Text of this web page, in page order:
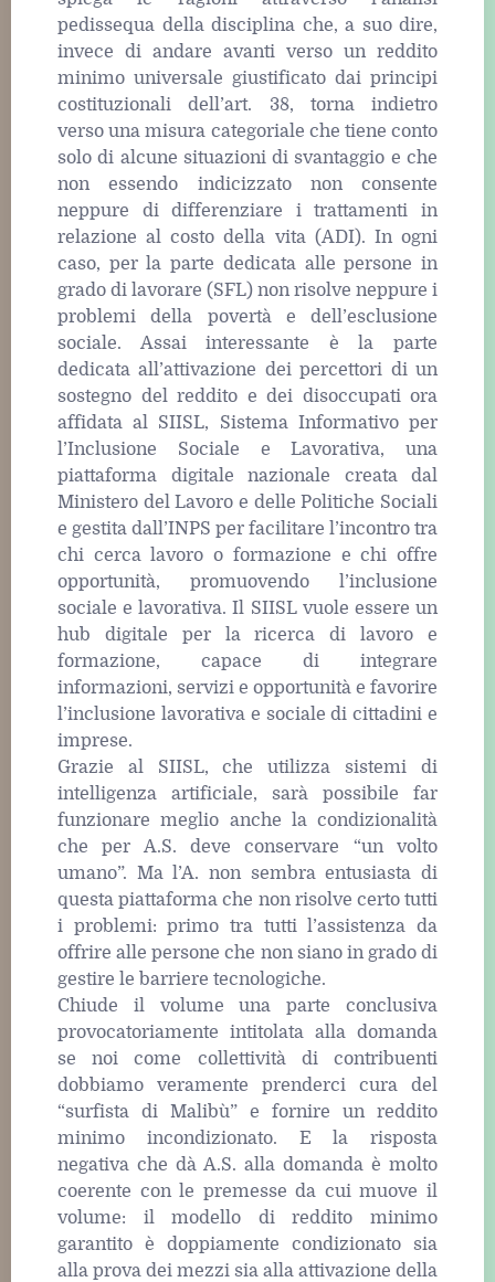
pedissequa della disciplina che, a suo dire,
invece di andare avanti verso un reddito
minimo universale giustificato dai principi
costituzionali dell’art. 38, torna indietro
verso una misura categoriale che tiene conto
solo di alcune situazioni di svantaggio e che
non essendo indicizzato non consente
neppure di differenziare i trattamenti in
relazione al costo della vita (ADI). In ogni
caso, per la parte dedicata alle persone in
grado di lavorare (SFL) non risolve neppure i
problemi della povertà e dell’esclusione
sociale. Assai interessante è la parte
dedicata all’attivazione dei percettori di un
sostegno del reddito e dei disoccupati ora
affidata al SIISL, Sistema Informativo per
l’Inclusione Sociale e Lavorativa, una
piattaforma digitale nazionale creata dal
Ministero del Lavoro e delle Politiche Sociali
e gestita dall’INPS per facilitare l’incontro tra
chi cerca lavoro o formazione e chi offre
opportunità, promuovendo l’inclusione
sociale e lavorativa. Il SIISL vuole essere un
hub digitale per la ricerca di lavoro e
formazione, capace di integrare
informazioni, servizi e opportunità e favorire
l’inclusione lavorativa e sociale di cittadini e
imprese.
Grazie al SIISL, che utilizza sistemi di
intelligenza artificiale, sarà possibile far
funzionare meglio anche la condizionalità
che per A.S. deve conservare “un volto
umano”. Ma l’A. non sembra entusiasta di
questa piattaforma che non risolve certo tutti
i problemi: primo tra tutti l’assistenza da
offrire alle persone che non siano in grado di
gestire le barriere tecnologiche.
Chiude il volume una parte conclusiva
provocatoriamente intitolata alla domanda
se noi come collettività di contribuenti
dobbiamo veramente prenderci cura del
“surfista di Malibù” e fornire un reddito
minimo incondizionato. E la risposta
negativa che dà A.S. alla domanda è molto
coerente con le premesse da cui muove il
volume: il modello di reddito minimo
garantito è doppiamente condizionato sia
alla prova dei mezzi sia alla attivazione della